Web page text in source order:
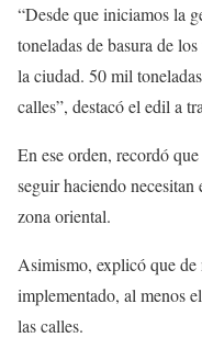
“Desde que iniciamos la
toneladas de basura de
la ciudad. 50 mil
calles”, destacó el edil a
En ese orden, recordó
seguir haciendo
zona oriental.
Asimismo, explicó que de
implementado, al menos
las calles.